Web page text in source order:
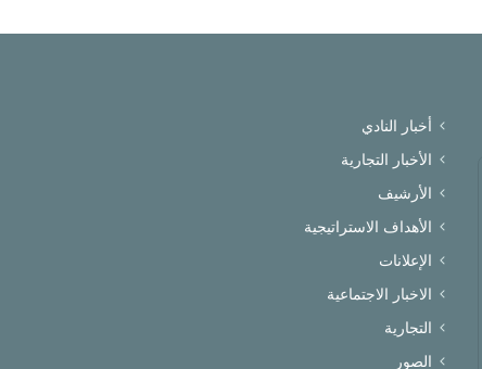
أخبار النادي
الأخبار التجارية
الأرشيف
الأهداف الاستراتيجية
الإعلانات
الاخبار الاجتماعية
التجارية
الصور